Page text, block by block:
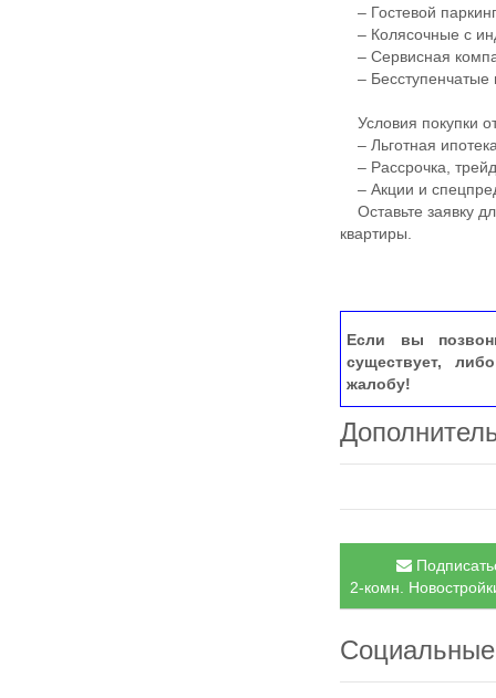
– Гостевой
– Колясочные с
– Сервисная
– Бесступенчатые
Условия покупки
– Льготная
– Рассрочка,
– Акции и
Оставьте заявку
квартиры.
Если вы
существует,
жалобу!
2-комн.